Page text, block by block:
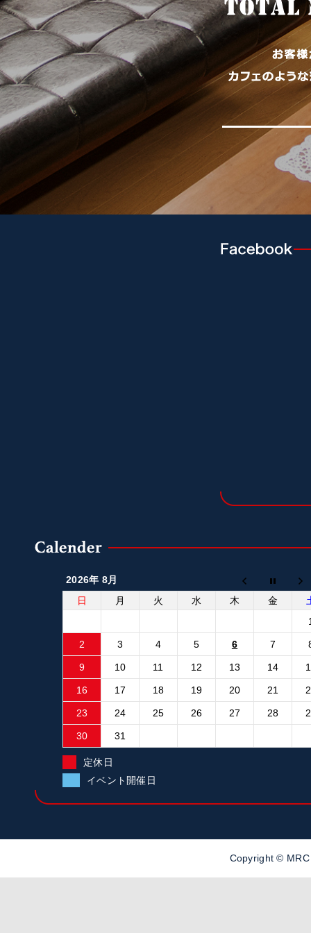
2026年 8月
日
月 火 水 木 金
2 3 4 5 6 7
9 10 11 12 13 14
16 17 18 19 20 21
23 24 25 26 27 28
30 31
定休日
イベント開催日
Copyright ©